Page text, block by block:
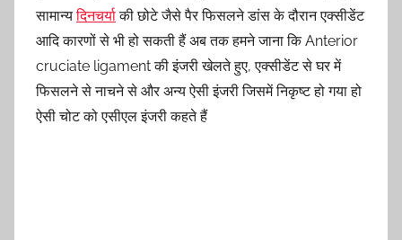
सामान्यदिनचर्याकी छोटे जैसे पैर फिसलने डांस के दौरान एक्सीडेंट
आदि कारणों से भी हो सकती हैं अब तक हमने जाना कि Anterior
cruciate ligament की इंजरी खेलते हुए, एक्सीडेंट से घर में
फिसलने से नाचने से और अन्य ऐसी इंजरी जिसमें निकृष्ट हो गया हो
ऐसी चोट को एसीएल इंजरी कहते हैं